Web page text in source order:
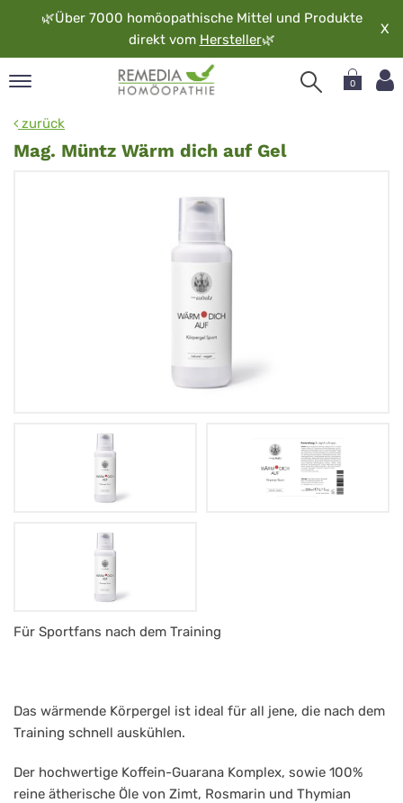
🌿Über 7000 homöopathische Mittel und Produkte
direkt vom Hersteller🌿
X
0
zurück
Mag. Müntz Wärm dich auf Gel
Mag.
dich
auf
Gel
Für Sportfans nach dem Training
Das wärmende Körpergel ist ideal für all jene, die nach dem
Training schnell auskühlen.
Der hochwertige Koffein-Guarana Komplex, sowie 100%
reine ätherische Öle von Zimt, Rosmarin und Thymian